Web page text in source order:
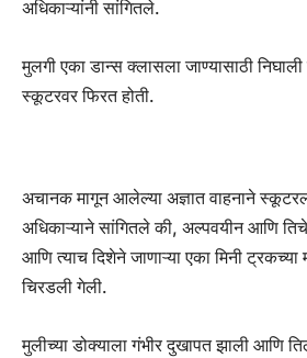
अधिकाऱ्यांनी सांगितले.
मुलगी एका डान्स क्लासला जाण्यासाठी
स्कूटरवर फिरत होती.
अचानक मागून आलेल्या अज्ञात वाहनाने
अधिकाऱ्याने सांगितले की, अल्पवयीन आणि
आणि त्याच दिशेने जाणाऱ्या एका मिनी ट्रकच्या
चिरडली गेली.
मुलीच्या डोक्याला गंभीर दुखापत झाली आणि